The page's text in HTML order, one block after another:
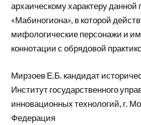
архаическому характеру данной
«Мабиногиона», в которой
мифологические персонажи и
коннотации с обрядовой
Мирзоев Е.Б. кандидат
Институт государственного
инновационных технологий, г.
Федерация